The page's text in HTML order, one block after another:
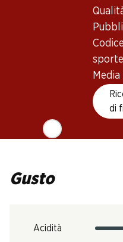
Media
di
Temperatura di
Impronta di CO2
1026391
Gusto
Acidità